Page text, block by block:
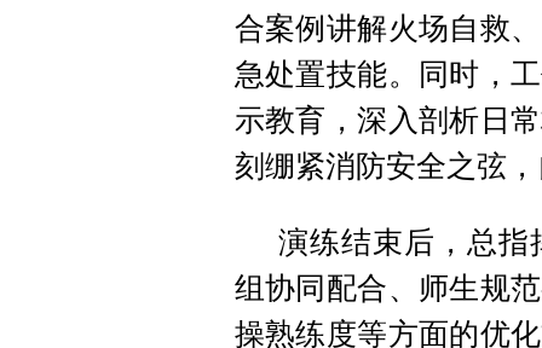
合案例讲解火场自救
急处置技能。同时，
示教育，深入剖析日
刻绷紧消防安全之弦
演练结束后，总指
组协同配合、师生规
操熟练度等方面的优